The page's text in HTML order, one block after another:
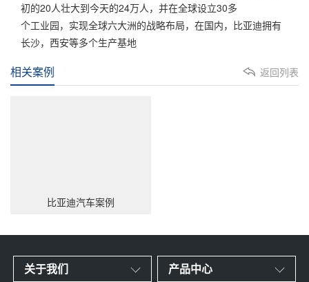
初的20人壮大到今天的24万人，并在全球设立30多
个工业园，实现全球六大洲的战略布局，在国内，比亚迪拥有
长沙，西安等多个生产基地
返回列表
相关案例
比亚迪汽车案例
关于我们 产品中心